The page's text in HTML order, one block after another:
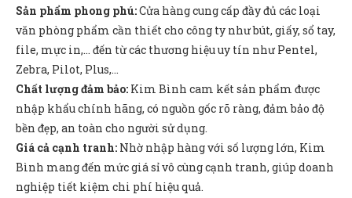
Sản phẩm phong phú:Cửa hàng cung cấp đầy đủ các loại
văn phòng phẩm cần thiết cho công ty như bút, giấy, sổ tay,
file, mực in,... đến từ các thương hiệu uy tín như Pentel,
Zebra, Pilot, Plus,...
Chất lượng đảm bảo: Kim Bình cam kết sản phẩm được
nhập khẩu chính hãng, có nguồn gốc rõ ràng, đảm bảo độ
bền đẹp, an toàn cho người sử dụng.
Giá cả cạnh tranh: Nhờ nhập hàng với số lượng lớn, Kim
Bình mang đến mức giá sỉ vô cùng cạnh tranh, giúp doanh
nghiệp tiết kiệm chi phí hiệu quả.